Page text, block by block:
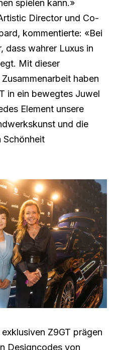
spielen kann.»
Director und Co-
kommentierte: «Bei
dass wahrer Luxus in
Mit dieser
haben
in ein bewegtes Juwel
Element unsere
und die
Schönheit
Z9GT prägen
Designcodes von